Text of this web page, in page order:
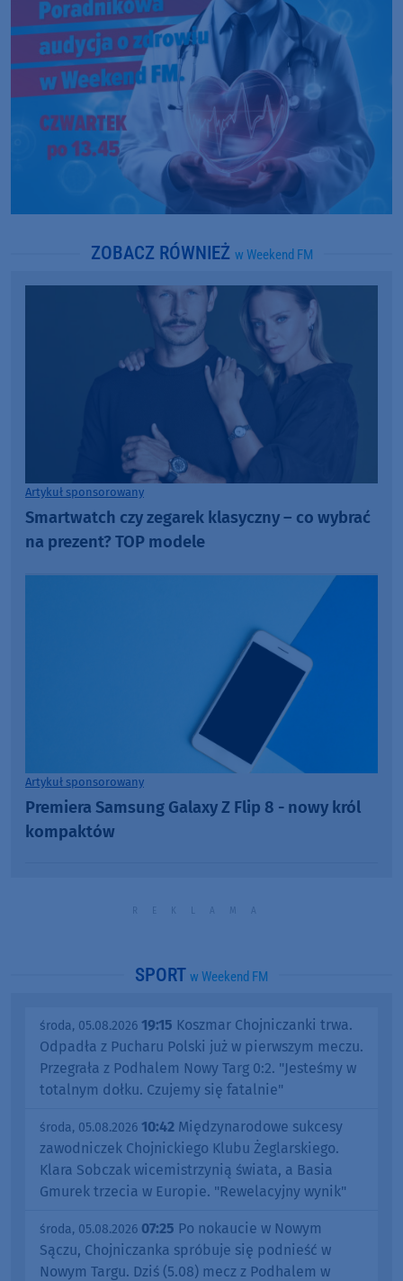
ZOBACZ RÓWNIEŻ w Weekend FM
Artykuł sponsorowany
Smartwatch czy zegarek klasyczny – co wybrać
na prezent? TOP modele
Artykuł sponsorowany
Premiera Samsung Galaxy Z Flip 8 - nowy król
kompaktów
SPORT w Weekend FM
środa, 05.08.2026 19:15 Koszmar Chojniczanki trwa.
Odpadła z Pucharu Polski już w pierwszym meczu.
Przegrała z Podhalem Nowy Targ 0:2. "Jesteśmy w
totalnym dołku. Czujemy się fatalnie"
środa, 05.08.2026 10:42 Międzynarodowe sukcesy
zawodniczek Chojnickiego Klubu Żeglarskiego.
Klara Sobczak wicemistrzynią świata, a Basia
Gmurek trzecia w Europie. "Rewelacyjny wynik"
środa, 05.08.2026 07:25 Po nokaucie w Nowym
Sączu, Chojniczanka spróbuje się podnieść w
Nowym Targu. Dziś (5.08) mecz z Podhalem w